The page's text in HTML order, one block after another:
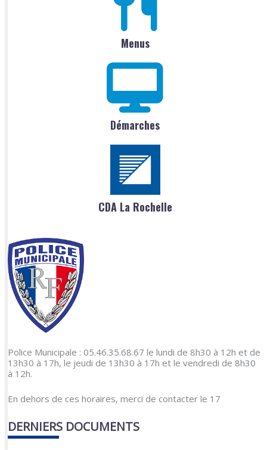
Menus
Démarches
CDA La Rochelle
Police Municipale : 05.46.35.68.67 le lundi de 8h30 à 12h et de
13h30 à 17h, le jeudi de 13h30 à 17h et le vendredi de 8h30
à 12h.
En dehors de ces horaires, merci de contacter le 17
DERNIERS DOCUMENTS